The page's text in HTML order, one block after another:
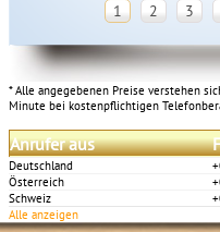
1 2 3
* Alle angegebenen Preise verstehen
Minute bei kostenpflichtigen
Anrufer aus
Deutschland
Österreich
Schweiz
Alle anzeigen